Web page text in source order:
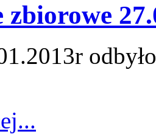
zbiorowe